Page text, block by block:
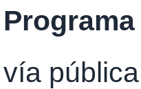
pública